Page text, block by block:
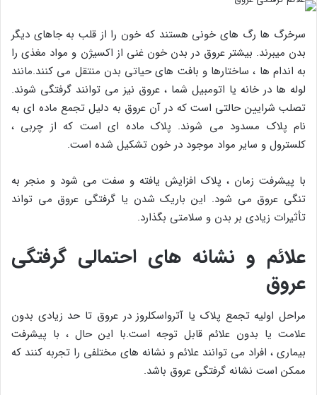
سرخرگ ها رگ های خونی هستند که خون را از قلب به جاهای دیگر
بدن میبرند. بیشتر عروق در بدن خون غنی از اکسیژن و مواد مغذی را
به اندام ها ، ساختارها و بافت های حیاتی بدن منتقل می کنند.مانند
لوله ها در خانه یا اتومبیل شما ، عروق نیز می توانند گرفتگی شوند.
تصلب شرایین حالتی است که در آن عروق به دلیل تجمع ماده ای به
نام پلاک مسدود می شوند. پلاک ماده ای است که از چربی ،
کلسترول و سایر مواد موجود در خون تشکیل شده است.
با پیشرفت زمان ، پلاک افزایش یافته و سفت می شود و منجر به
تنگی عروق می شود. این باریک شدن یا گرفتگی عروق می تواند
تأثیرات زیادی بر بدن و سلامتی بگذارد.
علائم و نشانه های احتمالی گرفتگی
عروق
مراحل اولیه تجمع پلاک یا آترواسکلروز در عروق تا حد زیادی بدون
علامت یا بدون علائم قابل توجه است.با این حال ، با پیشرفت
بیماری ، افراد می توانند علائم و نشانه های مختلفی را تجربه کنند که
ممکن است نشانه گرفتگی عروق باشد.